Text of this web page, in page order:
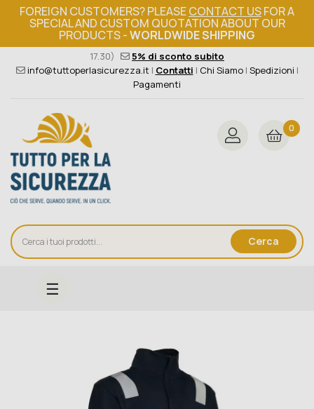
FOREIGN CUSTOMERS? PLEASECONTACT USFOR A
SPECIAL AND CUSTOM QUOTATION ABOUT OUR
PRODUCTS -WORLDWIDE SHIPPING
Ordine minimo 149€+iva 376 004 4000(Lun - Ven / 8.30 -
17.30)
5% di sconto subito
info@tuttoperlasicurezza.it | Contatti | Chi Siamo| Spedizioni |
Pagamenti
Cerca
0
navigazione
☰